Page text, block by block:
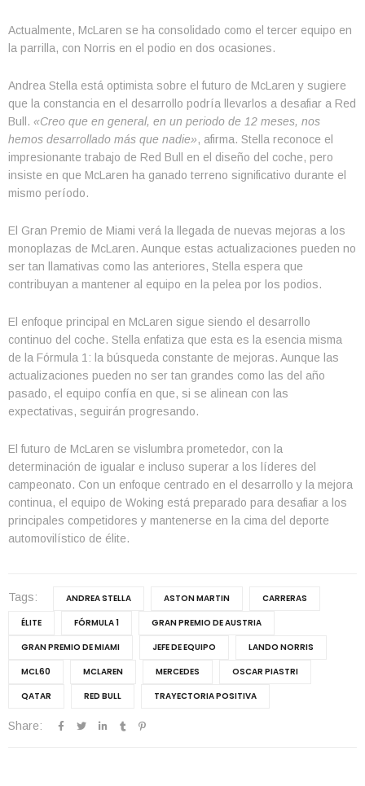
Actualmente, McLaren se ha consolidado como el tercer equipo en
la parrilla, con Norris en el podio en dos ocasiones.
Andrea Stella está optimista sobre el futuro de McLaren y sugiere
que la constancia en el desarrollo podría llevarlos a desafiar a Red
Bull. «Creo que en general, en un periodo de 12 meses, nos
hemos desarrollado más que nadie», afirma. Stella reconoce el
impresionante trabajo de Red Bull en el diseño del coche, pero
insiste en que McLaren ha ganado terreno significativo durante el
mismo período.
El Gran Premio de Miami verá la llegada de nuevas mejoras a los
monoplazas de McLaren. Aunque estas actualizaciones pueden no
ser tan llamativas como las anteriores, Stella espera que
contribuyan a mantener al equipo en la pelea por los podios.
El enfoque principal en McLaren sigue siendo el desarrollo
continuo del coche. Stella enfatiza que esta es la esencia misma
de la Fórmula 1: la búsqueda constante de mejoras. Aunque las
actualizaciones pueden no ser tan grandes como las del año
pasado, el equipo confía en que, si se alinean con las
expectativas, seguirán progresando.
El futuro de McLaren se vislumbra prometedor, con la
determinación de igualar e incluso superar a los líderes del
campeonato. Con un enfoque centrado en el desarrollo y la mejora
continua, el equipo de Woking está preparado para desafiar a los
principales competidores y mantenerse en la cima del deporte
automovilístico de élite.
Tags: ANDREA STELLA ASTON MARTIN
CARRERAS
ÉLITE
FÓRMULA 1
GRAN PREMIO DE AUSTRIA
GRAN PREMIO DE MIAMI
JEFE DE EQUIPO
LANDO NORRIS
MCL60
MCLAREN MERCEDES
OSCAR PIASTRI
QATAR
RED BULL TRAYECTORIA POSITIVA
Share: